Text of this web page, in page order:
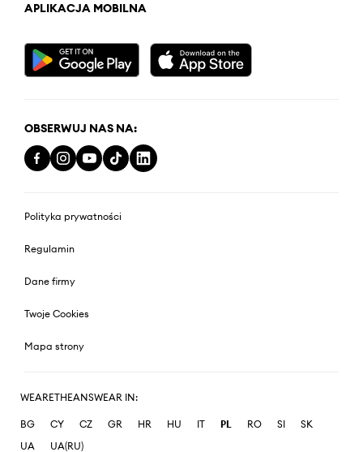
APLIKACJA MOBILNA
OBSERWUJ NAS NA:
Polityka prywatności
Regulamin
Dane firmy
Twoje Cookies
Mapa strony
WEARETHEANSWEAR IN:
BG CY CZ GR HR HU IT PL RO SI
SK
UA
UA(RU)